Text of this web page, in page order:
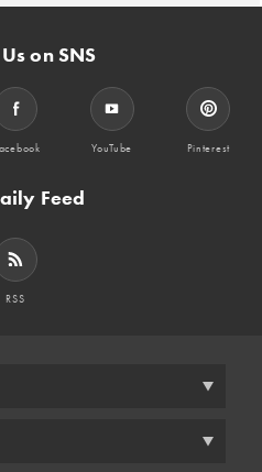
on SNS
YouTube Pinterest
Feed
RSS